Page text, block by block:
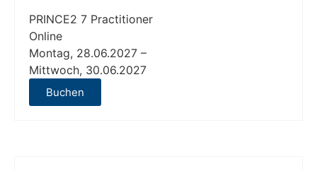
PRINCE2 7 Practitioner
Online
Montag, 28.06.2027 –
Mittwoch, 30.06.2027
Buchen